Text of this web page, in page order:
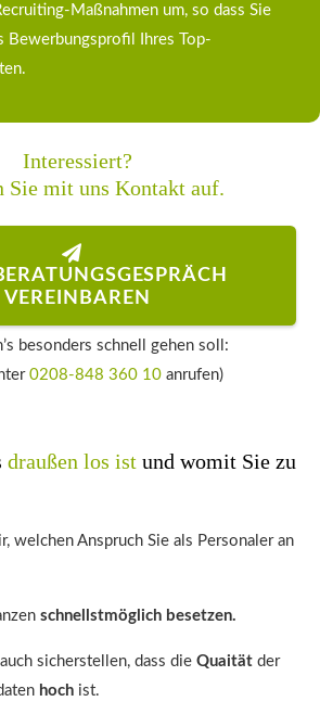
Maßnahmen um, so dass Sie
Bewerbungsprofil Ihres Top-
Interessiert?
Sie mit uns Kontakt auf.
VEREINBAREN
besonders schnell gehen soll:
0208-848 360 10anrufen)
draußen los istund womit Sie zu
welchen Anspruch Sie als Personaler an
schnellstmöglich besetzen.
sicherstellen, dass die Quaitätder
hochist.